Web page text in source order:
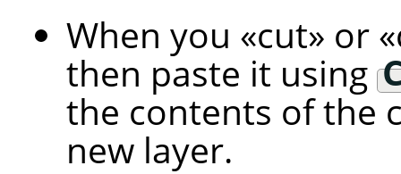
When you «cut» or «
then paste it using
the contents of the
new layer.